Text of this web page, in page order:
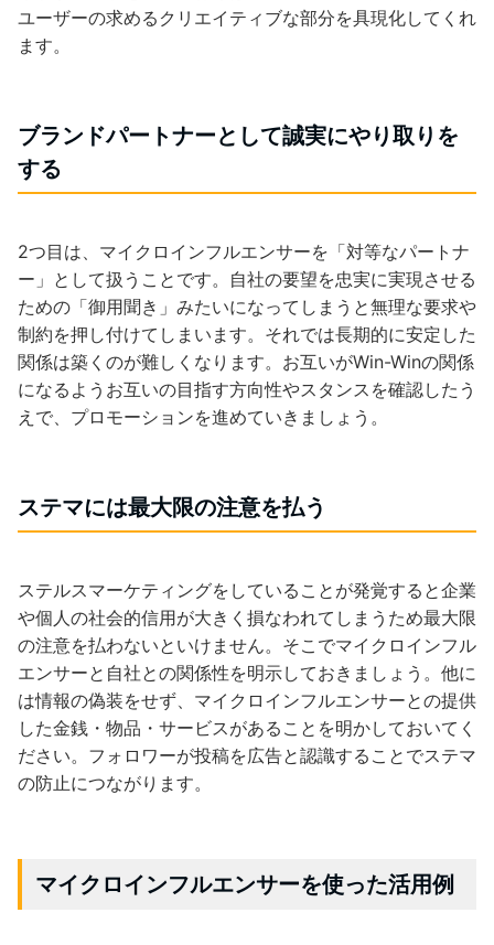
ユーザーの求めるクリエイティブな部分を具現化してくれ
ます。
ブランドパートナーとして誠実にやり取りを
する
2つ目は、マイクロインフルエンサーを「対等なパートナ
ー」として扱うことです。自社の要望を忠実に実現させる
ための「御用聞き」みたいになってしまうと無理な要求や
制約を押し付けてしまいます。それでは長期的に安定した
関係は築くのが難しくなります。お互いがWin-Winの関係
になるようお互いの目指す方向性やスタンスを確認したう
えで、プロモーションを進めていきましょう。
ステマには最大限の注意を払う
ステルスマーケティングをしていることが発覚すると企業
や個人の社会的信用が大きく損なわれてしまうため最大限
の注意を払わないといけません。そこでマイクロインフル
エンサーと自社との関係性を明示しておきましょう。他に
は情報の偽装をせず、マイクロインフルエンサーとの提供
した金銭・物品・サービスがあることを明かしておいてく
ださい。フォロワーが投稿を広告と認識することでステマ
の防止につながります。
マイクロインフルエンサーを使った活用例